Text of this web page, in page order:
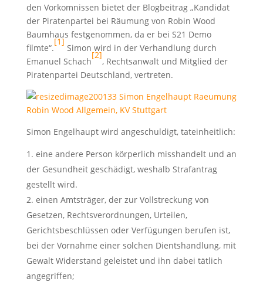
den Vorkomnissen bietet der Blogbeitrag „Kandidat
der Piratenpartei bei Räumung von Robin Wood
Baumhaus festgenommen, da er bei S21 Demo
filmte“.
[1]
Simon wird in der Verhandlung durch
Emanuel Schach
[2]
, Rechtsanwalt und Mitglied der
Piratenpartei Deutschland, vertreten.
Simon Engelhaupt wird angeschuldigt, tateinheitlich:
eine andere Person körperlich misshandelt und an
der Gesundheit geschädigt, weshalb Strafantrag
gestellt wird.
einen Amtsträger, der zur Vollstreckung von
Gesetzen, Rechtsverordnungen, Urteilen,
Gerichtsbeschlüssen oder Verfügungen berufen ist,
bei der Vornahme einer solchen Dientshandlung, mit
Gewalt Widerstand geleistet und ihn dabei tätlich
angegriffen;